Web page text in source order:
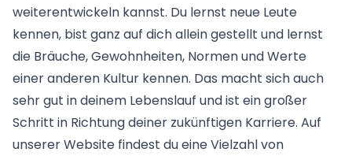
weiterentwickeln kannst. Du lernst neue Leute
kennen, bist ganz auf dich allein gestellt und lernst
die Bräuche, Gewohnheiten, Normen und Werte
einer anderen Kultur kennen. Das macht sich auch
sehr gut in deinem Lebenslauf und ist ein großer
Schritt in Richtung deiner zukünftigen Karriere. Auf
unserer Website findest du eine Vielzahl von